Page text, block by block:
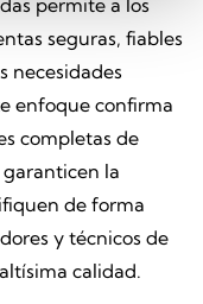
permite a los
seguras, fiables
necesidades
enfoque confirma
completas de
la
de forma
y técnicos de
calidad.